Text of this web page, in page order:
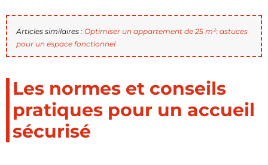
Articles similaires : Optimiser un appartement de 25 m²: astuces
pour un espace fonctionnel
Les normes et conseils
pratiques pour un accueil
sécurisé